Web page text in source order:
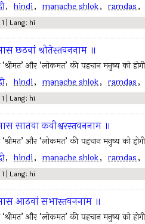
, hindi, manache shlok, ramdas,
| Lang: hi
छठवां श्रोतेस्तवननाम ॥
और ‘लोकमत’ की पहचान मनुष्य को
, hindi, manache shlok, ramdas,
| Lang: hi
सातवा कवीश्वरस्तवननाम ॥
और ‘लोकमत’ की पहचान मनुष्य को
, hindi, manache shlok, ramdas,
| Lang: hi
आठवां सभास्तवननाम ॥
और ‘लोकमत’ की पहचान मनुष्य को